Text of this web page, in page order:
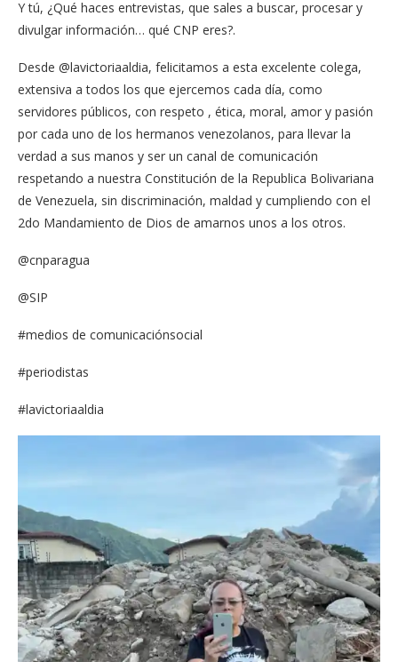
Y tú, ¿Qué haces entrevistas, que sales a buscar, procesar y
divulgar información… qué CNP eres?.
Desde @lavictoriaaldia, felicitamos a esta excelente colega,
extensiva a todos los que ejercemos cada día, como
servidores públicos, con respeto , ética, moral, amor y pasión
por cada uno de los hermanos venezolanos, para llevar la
verdad a sus manos y ser un canal de comunicación
respetando a nuestra Constitución de la Republica Bolivariana
de Venezuela, sin discriminación, maldad y cumpliendo con el
2do Mandamiento de Dios de amarnos unos a los otros.
@cnparagua
@SIP
#medios de comunicaciónsocial
#periodistas
#lavictoriaaldia